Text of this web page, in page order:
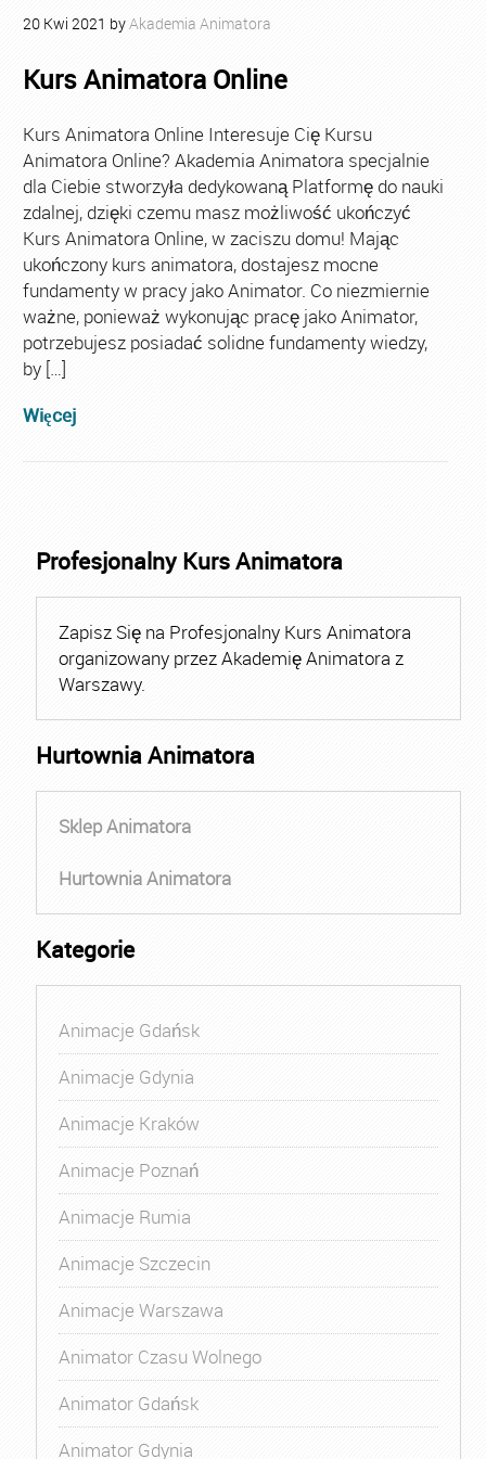
20 Kwi 2021 byAkademia Animatora
Kurs Animatora Online
Kurs Animatora Online Interesuje Cię Kursu
Animatora Online? Akademia Animatora specjalnie
dla Ciebie stworzyła dedykowaną Platformę do nauki
zdalnej, dzięki czemu masz możliwość ukończyć
Kurs Animatora Online, w zaciszu domu! Mając
ukończony kurs animatora, dostajesz mocne
fundamenty w pracy jako Animator. Co niezmiernie
ważne, ponieważ wykonując pracę jako Animator,
potrzebujesz posiadać solidne fundamenty wiedzy,
by […]
Więcej
Profesjonalny Kurs Animatora
Zapisz Się na Profesjonalny Kurs Animatora
organizowany przez Akademię Animatora z
Warszawy.
Hurtownia Animatora
Sklep Animatora
Hurtownia Animatora
Kategorie
Animacje Gdańsk
Animacje Gdynia
Animacje Kraków
Animacje Poznań
Animacje Rumia
Animacje Szczecin
Animacje Warszawa
Animator Czasu Wolnego
Animator Gdańsk
Animator Gdynia